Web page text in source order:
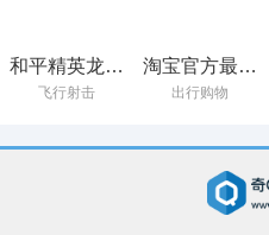
和平精英龙狮
城版本下载
飞行射击
淘宝官方最新
版本2023
出行购物